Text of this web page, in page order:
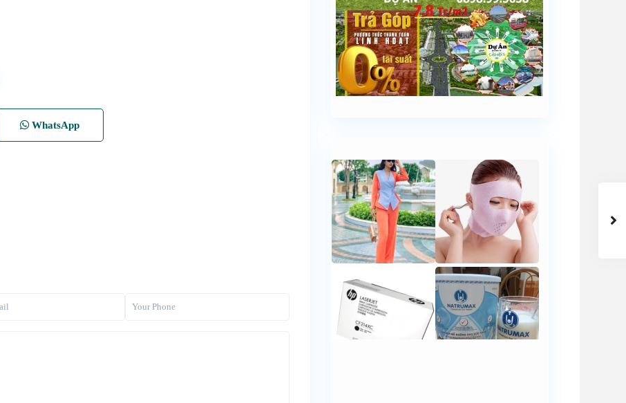
WhatsApp